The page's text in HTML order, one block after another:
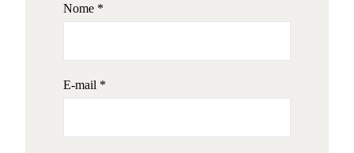
Nome *
E-mail *